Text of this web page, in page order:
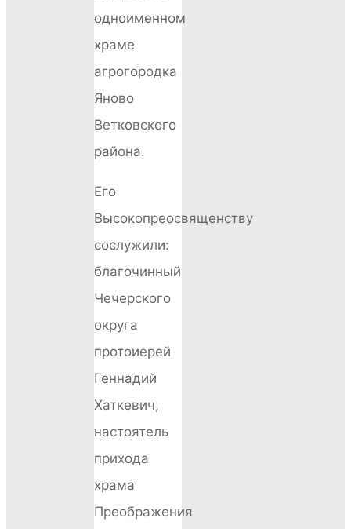
одноименном
храме
агрогородка
Яново
Ветковского
района.
Его
Высокопреосвященству
сослужили:
благочинный
Чечерского
округа
протоиерей
Геннадий
Хаткевич,
настоятель
прихода
храма
Преображения